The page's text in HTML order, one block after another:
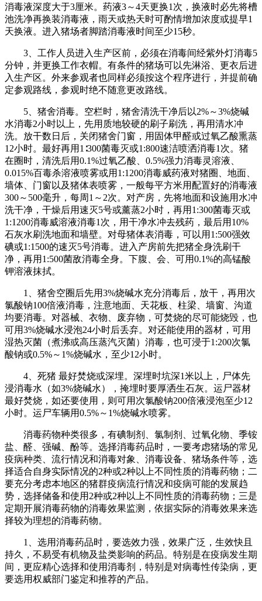
消毒液深度大于3厘米。药液3～4天更换1次，换液时必先将槽
池洗净再换装消毒液，雨天或热天时可酌情增加浓度或提早1
天换液。进入猪场者脚踏消毒液时间至少15秒。
3、工作人员进入生产区前，必须在消毒间经紫外灯消毒5
分钟，并更换工作衣帽。有条件的猪场可以先淋浴、更衣后进
入生产区。外来参观者也同样必须按这个程序进行，并提前确
定参观路线，参观时绝不随意更改路线。
5、猪舍消毒。空栏时，猪舍清洗干净后以2%～3%烧碱
水消毒2小时以上，先用质地较硬的刷子刷洗，再用清水冲
洗。放干数日后，关闭猪舍门窗，用固体甲醛或过氧乙酸熏蒸
12小时。最好再用1∶300菌毒灭或1:800速洁喷洒消毒1次。猪
在圈时，清洗后用0.1%过氧乙酸、0.5%强力消毒灵溶液、
0.015%百毒杀溶液喷雾或用1:1200消毒威药液对猪圈、地面、
墙体、门窗以及猪体表喷雾，一般每平方米用配置好的消毒液
300～500毫升，每周1～2次。对产房，先将地面和设施用水冲
洗干净，干燥后用速灭5号或薰蒸2小时，再用1:300菌毒灭或
1:1200消毒威溶液消毒1次，用干净水冲去残药，最后用10%
石灰水刷洗地面和墙壁。对母猪体表消毒，可以用1:500强效
碘或1:1500的速灭5号消毒。进入产房前先把猪全身洗刷干
净，再用1:500菌敌消毒全身。下腹、会、可用0.1%的高锰酸
钾溶液抹拭。
1、猪舍空圈后先用3%烧碱水充分消毒后，放干，再用次
氯酸钠100倍液消毒，注意地面、天花板、柱梁、墙窗、沟道
均要消毒。对器械、衣物、废弃物，可焚烧的尽可能烧毁，也
可用3%烧碱水浸泡24小时后丢弃。对还能使用的器材，可用
湿热灭菌（煮沸或高压蒸汽灭菌）消毒，也可浸于1:200次氯
酸钠或0.5%～1%烧碱水，至少12小时。
4、死猪 最好焚烧或深埋。深埋时坑深1米以上，尸体先
浸消毒水（如3%烧碱水），掩埋时要厚洒生石灰。运尸器材
最好焚烧，如还要使用，则可用次氯酸钠200倍液浸泡至少12
小时。运尸车辆用0.5%～1%烧碱水喷雾。
消毒药物种类很多，有碘制剂、氯制剂、过氧化物、季铵
盐、醛、强碱、酚等。选择消毒药品时，一要考虑猪场的常见
疫病种类、流行情况和消毒对象、消毒设备、猪场条件等，选
择适合自身实际情况的2种或2种以上不同性质的消毒药物；二
要充分考虑本地区的猪群疫病流行情况和疫病可能的发展趋
势，选择储备和使用2种或2种以上不同性质的消毒药物；三是
定期开展消毒药物的消毒效果监测，依据实际的消毒效果来选
择较为理想的消毒药物。
1、选用消毒药品时，要选效力强，效果广泛，生效快且
持久，不易受有机物及盐类影响的药品。特别是在疫病发生期
间，更应精心选择和使用消毒剂，特别是对病毒性传染病，更
要选用权威部门鉴定和推荐的产品。